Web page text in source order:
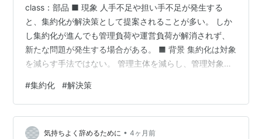
class：部品 ■ 現象 人手不足や担い手不足が発生する
と、集約化が解決策として提案されることが多い。 しか
し集約化が進んでも管理負荷や運営負荷が解消されず、
新たな問題が発生する場合がある。 ■ 背景 集約化は対象
を減らす手法ではない。 管理主体を減らし、管理対象を
能性がある一方で、管理そのものが消えるわけではな
い。 むしろ管理範囲の拡大によって、一人あたりが抱え
る責任や運営負荷は増加しやすい。 ■ 観測 農地集約後も
管理作業は残り続ける 集落統合後も地域管理業務は消え
#集約化 #解決策
気持ちよく辞めるために • 4ヶ月前